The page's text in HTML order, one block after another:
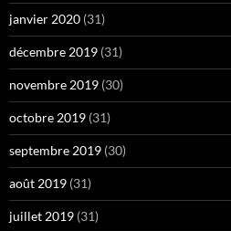
janvier 2020 (31)
décembre 2019 (31)
novembre 2019 (30)
octobre 2019 (31)
septembre 2019 (30)
août 2019 (31)
juillet 2019 (31)